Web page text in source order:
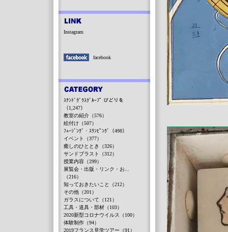
Instagram
facebook
ｽﾃﾝﾄﾞｸﾞﾗｽｸﾞﾙｰﾌﾟ びどりを
（1,247）
教室の紹介（576）
絵付け（507）
ﾌｭｰｼﾞﾝｸﾞ・ｽﾗﾝﾋﾟﾝｸﾞ（498）
イベント（377）
癒しのひととき（326）
サンドブラスト（312）
授業内容（299）
展覧会・出版・リンク・お...
（216）
知っておきたいこと（212）
その他（201）
ガラスについて（121）
工具・道具・部材（103）
2020新型コロナウイルス（100）
体験制作（94）
2019フランス見学ツアー（91）